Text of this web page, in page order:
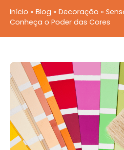
Início » Blog » Decoração »
Conheça o Poder das Cores